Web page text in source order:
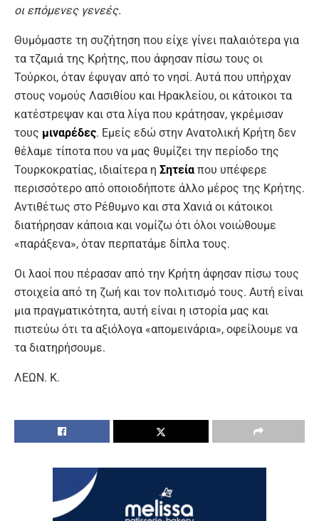
οι επόμενες γενεές.
Θυμόμαστε τη συζήτηση που είχε γίνει παλαιότερα για
τα τζαμιά της Κρήτης, που άφησαν πίσω τους οι
Τούρκοι, όταν έφυγαν από το νησί. Αυτά που υπήρχαν
στους νομούς Λασιθίου και Ηρακλείου, οι κάτοικοι τα
κατέστρεψαν και στα λίγα που κράτησαν, γκρέμισαν
τους μιναρέδες. Εμείς εδώ στην Ανατολική Κρήτη δεν
θέλαμε τίποτα που να μας θυμίζει την περίοδο της
Τουρκοκρατίας, ιδιαίτερα η Σητεία που υπέφερε
περισσότερο από οποιοδήποτε άλλο μέρος της Κρήτης.
Αντιθέτως στο Ρέθυμνο και στα Χανιά οι κάτοικοι
διατήρησαν κάποια και νομίζω ότι όλοι νοιώθουμε
«παράξενα», όταν περπατάμε δίπλα τους.
Οι λαοί που πέρασαν από την Κρήτη άφησαν πίσω τους
στοιχεία από τη ζωή και τον πολιτισμό τους. Αυτή είναι
μια πραγματικότητα, αυτή είναι η ιστορία μας και
πιστεύω ότι τα αξιόλογα «απομεινάρια», οφείλουμε να
τα διατηρήσουμε.
ΛΕΩΝ. Κ.